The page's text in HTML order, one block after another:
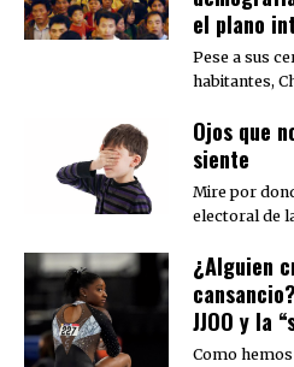
el plano
Pese a sus
habitantes,
Ojos que
siente
Mire por
electoral de
¿Alguien
JJOO y la
Como